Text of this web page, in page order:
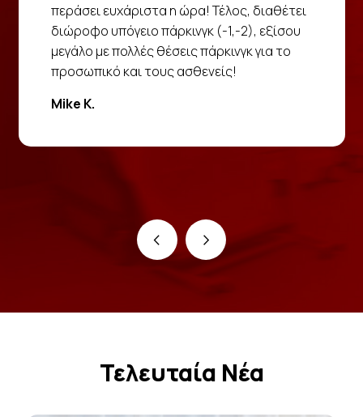
περάσει ευχάριστα η ώρα! Τέλος, διαθέτει
διώροφο υπόγειο πάρκινγκ (-1,-2), εξίσου
μεγάλο με πολλές θέσεις πάρκινγκ για το
προσωπικό και τους ασθενείς!
Mike K.
‹ ›
Τελευταία Νέα